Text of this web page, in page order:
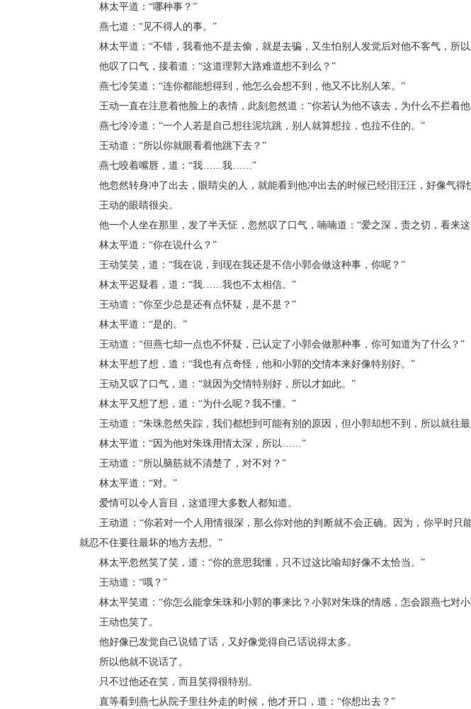
林太平道：“哪种事？”
燕七道：“见不得人的事。”
林太平道：“不错，我看他不是去偷，就是去骗，又生怕别人发觉后对他不客气，所以
他叹了口气，接着道：“这道理郭大路难道想不到么？”
燕七冷笑道：“连你都能想得到，他怎么会想不到，他又不比别人笨。”
王动一直在注意着他脸上的表情，此刻忽然道：“你若认为他不该去，为什么不拦着他
燕七冷冷道：“一个人若是自己想往泥坑跳，别人就算想拉，也拉不住的。”
王动道：“所以你就眼看着他跳下去？”
燕七咬着嘴唇，道：“我……我……”
他忽然转身冲了出去，眼睛尖的人，就能看到他冲出去的时候已经泪汪汪，好像气得
王动的眼睛很尖。
他一个人坐在那里，发了半天怔，忽然叹了口气，喃喃道：“爱之深，责之切，看来这
林太平道：“你在说什么？”
王动笑笑，道：“我在说，到现在我还是不信小郭会做这种事，你呢？”
林太平迟疑着，道：“我……我也不太相信。”
王动道：“你至少总是还有点怀疑，是不是？”
林太平道：“是的。”
王动道：“但燕七却一点也不怀疑，已认定了小郭会做那种事，你可知道为了什么？”
林太平想了想，道：“我也有点奇怪，他和小郭的交情本来好像特别好。”
王动又叹了口气，道：“就因为交情特别好，所以才如此。”
林太平又想了想，道：“为什么呢？我不懂。”
王动道：“朱珠忽然失踪，我们都想到可能有别的原因，但小郭却想不到，所以就往最
林太平道：“因为他对朱珠用情太深，所以……”
王动道：“所以脑筋就不清楚了，对不对？”
林太平道：“对。”
爱情可以令人盲目，这道理大多数人都知道。
王动道：“你若对一个人用情很深，那么你对他的判断就不会正确。因为，你平时只
就忍不住要往最坏的地方去想。”
林太平忽然笑了笑，道：“你的意思我懂，只不过这比喻却好像不太恰当。”
王动道：“哦？”
林太平笑道：“你怎么能拿朱珠和小郭的事来比？小郭对朱珠的情感，怎会跟燕七对小
王动也笑了。
他好像已发觉自己说错了话，又好像觉得自己话说得太多。
所以他就不说话了。
只不过他还在笑，而且笑得很特别。
直等看到燕七从院子里往外走的时候，他才开口，道：“你想出去？”